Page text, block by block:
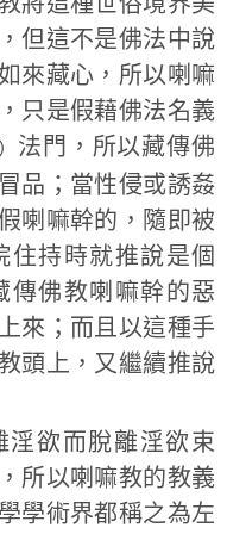
但這不是佛法中說
來藏心，所以喇嘛
只是假藉佛法名義
法門，所以藏傳佛
品；當性侵或誘姦
喇嘛幹的，隨即被
住持時就推說是個
傳佛教喇嘛幹的惡
來；而且以這種手
頭上，又繼續推說
淫欲而脫離淫欲束
所以喇嘛教的教義
學術界都稱之為左